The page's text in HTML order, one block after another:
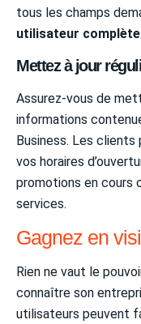
tous les champs
utilisateur complète.
Mettez à jour
Assurez-vous de
informations
Business. Les
vos horaires
promotions en cours
services.
Gagnez en
Rien ne vaut le
connaître son
utilisateurs peuvent